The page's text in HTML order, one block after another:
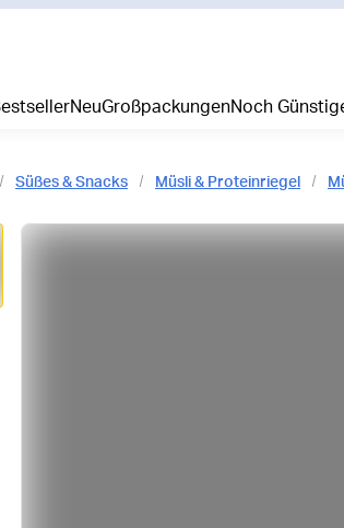
Bestseller Neu Großpackungen Noch
Süßes & Snacks Müsli & Proteinriegel